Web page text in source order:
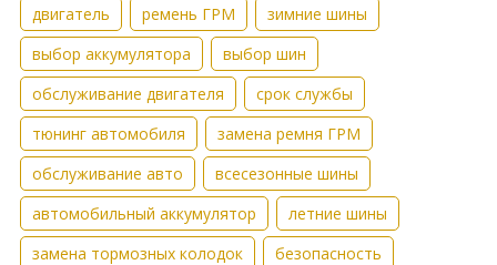
двигатель
ремень ГРМ
зимние шины
выбор аккумулятора
выбор шин
обслуживание двигателя
срок службы
тюнинг автомобиля
замена ремня ГРМ
обслуживание авто
всесезонные шины
автомобильный аккумулятор
летние шины
замена тормозных колодок
безопасность